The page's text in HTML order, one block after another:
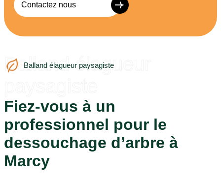
Contactez nous
Balland élagueur paysagiste
Balland élagueur
Fiez-vous à un
professionnel pour le
dessouchage d’arbre à
Marcy